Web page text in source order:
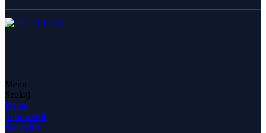
Menu
Szukaj
Konto
Schowek0
Koszyk0